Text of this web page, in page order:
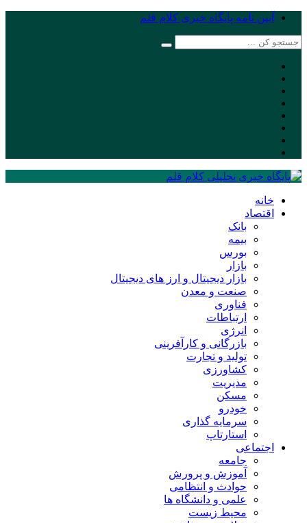
آیین نامه پایگاه خبری کلام قلم
خانه
اقتصاد
بانک
بیمه
بورس
بازار
بازار دیجیتال و ارز های دیجیتال
صنعت و معدن
فناوری
ارتباطات
انرژی
بازرگانی و کارآفرینی
تولید و تجارت
کشاورزی
مدیریت
مسکن
خودرو
سرمایه گذاری
استارتاپ
اجتماعی
جامعه
آموزش و پرورش
حوادث و انتظامی
علمی و دانشگاه ها
محیط زیست